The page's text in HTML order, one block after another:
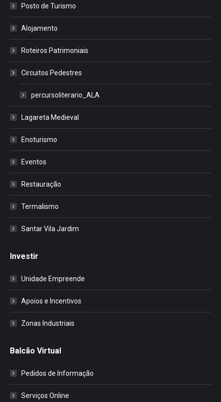
Posto de Turismo
Alojamento
Roteiros Patrimoniais
Circuitos Pedestres
percursoliterario_ALA
Lagareta Medieval
Enoturismo
Eventos
Restauração
Termalismo
Santar Vila Jardim
Investir
Unidade Empreende
Apoios e Incentivos
Zonas Industriais
Balcão Virtual
Pedidos de Informação
Serviços Online